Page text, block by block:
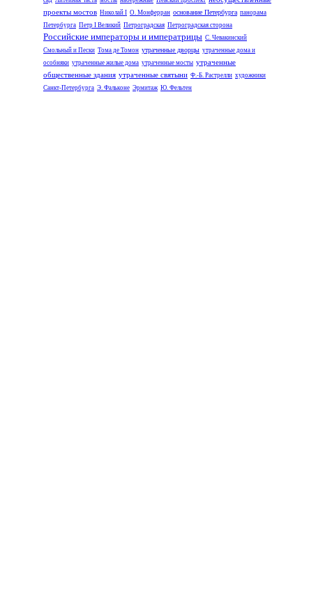
проекты мостов Николай I О. Монферран основание Петербурга панорама
Петербурга Петр I Великий Петроградская Петроградская сторона
Российские императоры и императрицы С. Чевакинский
Смольный и Пески Тома де Томон утраченные дворцы утраченные дома и
особняки утраченные жилые дома утраченные мосты утраченные
общественные здания утраченные святыни Ф.-Б. Растрелли художники
Санкт-Петербурга Э. Фальконе Эрмитаж Ю. Фельтен